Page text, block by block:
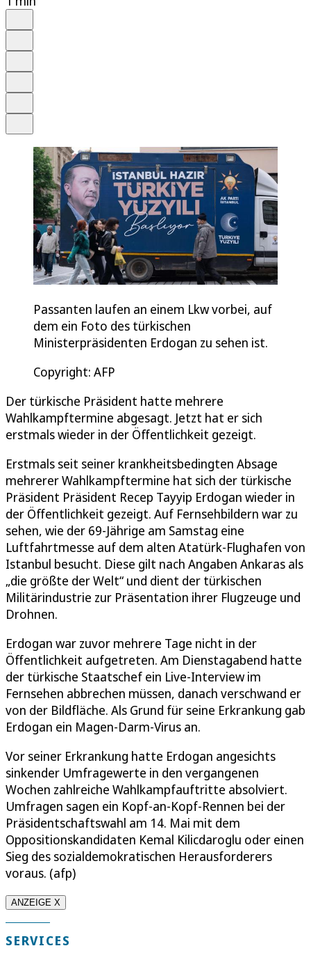
Passanten laufen an einem Lkw vorbei, auf
dem ein Foto des türkischen
Ministerpräsidenten Erdogan zu sehen ist.
Copyright: AFP
Der türkische Präsident hatte mehrere
Wahlkampftermine abgesagt. Jetzt hat er sich
erstmals wieder in der Öffentlichkeit gezeigt.
Erstmals seit seiner krankheitsbedingten Absage
mehrerer Wahlkampftermine hat sich der türkische
Präsident Präsident Recep Tayyip Erdogan wieder in
der Öffentlichkeit gezeigt. Auf Fernsehbildern war zu
sehen, wie der 69-Jährige am Samstag eine
Luftfahrtmesse auf dem alten Atatürk-Flughafen von
Istanbul besucht. Diese gilt nach Angaben Ankaras als
„die größte der Welt“ und dient der türkischen
Militärindustrie zur Präsentation ihrer Flugzeuge und
Drohnen.
Erdogan war zuvor mehrere Tage nicht in der
Öffentlichkeit aufgetreten. Am Dienstagabend hatte
der türkische Staatschef ein Live-Interview im
Fernsehen abbrechen müssen, danach verschwand er
von der Bildfläche. Als Grund für seine Erkrankung gab
Erdogan ein Magen-Darm-Virus an.
Vor seiner Erkrankung hatte Erdogan angesichts
sinkender Umfragewerte in den vergangenen
Wochen zahlreiche Wahlkampfauftritte absolviert.
Umfragen sagen ein Kopf-an-Kopf-Rennen bei der
Präsidentschaftswahl am 14. Mai mit dem
Oppositionskandidaten Kemal Kilicdaroglu oder einen
Sieg des sozialdemokratischen Herausforderers
voraus. (afp)
ANZEIGE X
SERVICES